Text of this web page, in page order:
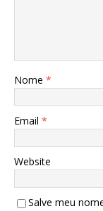
Nome *
Email *
Website
Salve meu